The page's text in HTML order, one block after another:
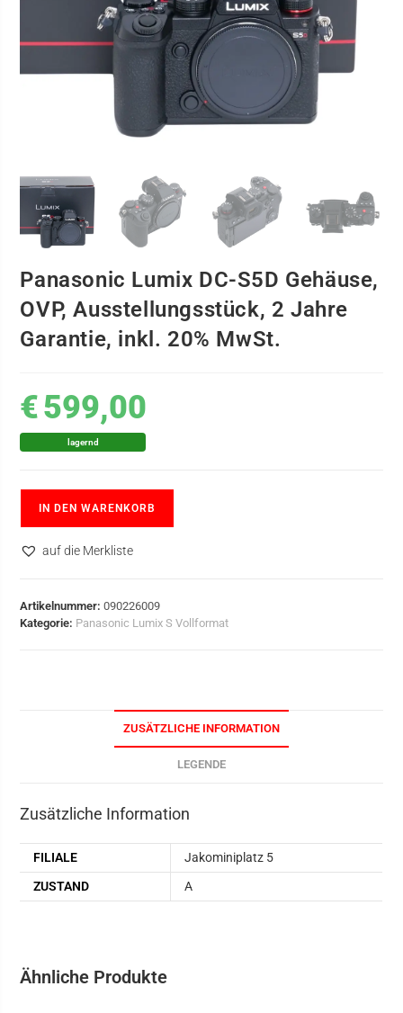
Panasonic Lumix DC-S5D Gehäuse,
OVP, Ausstellungsstück, 2 Jahre
Garantie, inkl. 20% MwSt.
€599,00
lagernd
IN DEN WARENKORB
auf die Merkliste
Artikelnummer:090226009
Kategorie: Panasonic Lumix S Vollformat
ZUSÄTZLICHE INFORMATION
LEGENDE
Zusätzliche Information
FILIALE
Jakominiplatz 5
ZUSTAND
A
Ähnliche Produkte